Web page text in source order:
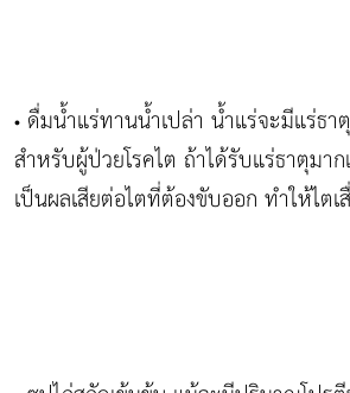
• ดื่มน้ำแร่ทานน้ำเปล่า น้ำแร่จะมีแร่ธา
สำหรับผู้ป่วยโรคไต ถ้าได้รับแร่ธาตุมา
เป็นผลเสียต่อไตที่ต้องขับออก ทำให้ไตเ